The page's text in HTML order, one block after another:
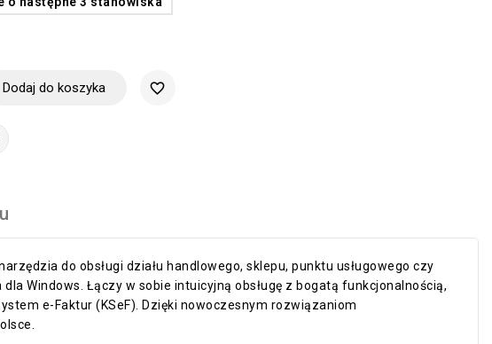
Dodaj do koszyka favorite_border
do obsługi działu handlowego, sklepu, punktu usługowego czy
Windows. Łączy w sobie intuicyjną obsługę z bogatą funkcjonalnością,
e-Faktur (KSeF). Dzięki nowoczesnym rozwiązaniom